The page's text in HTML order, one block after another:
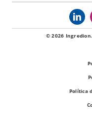
© 2026
Política